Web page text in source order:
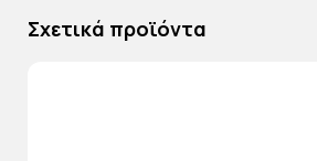
Σχετικά προϊόντα